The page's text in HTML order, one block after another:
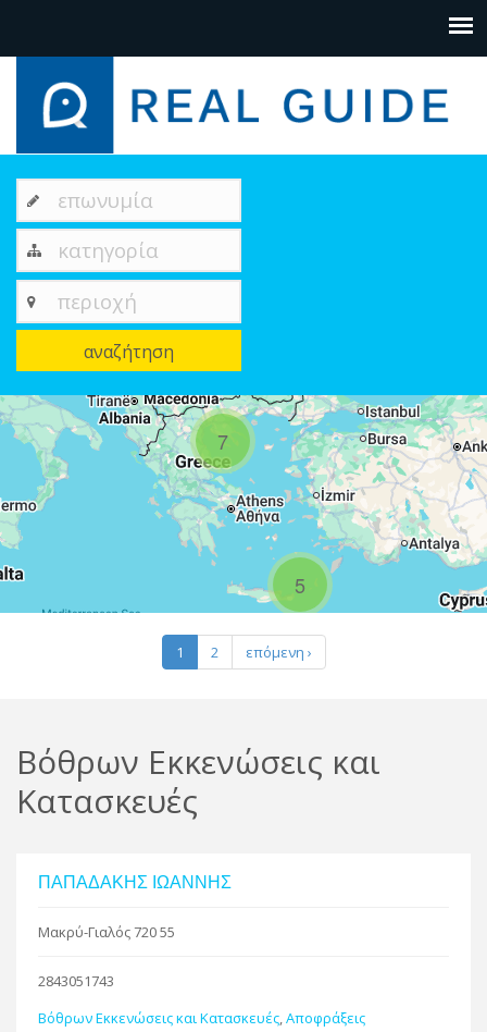
επωνυμία
κατηγορία
περιοχή
αναζήτηση
7
5
+
−
R
| Map data ©Google
1 2 επόμενη ›
Βόθρων Εκκενώσεις και
Κατασκευές
ΠΑΠΑΔΑΚΗΣ ΙΩΑΝΝΗΣ
Μακρύ-Γιαλός 720 55
2843051743
Βόθρων Εκκενώσεις και Κατασκευές,Αποφράξεις